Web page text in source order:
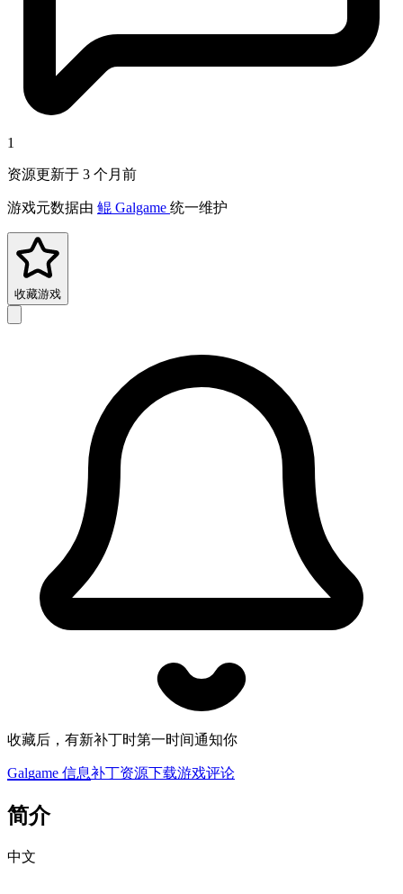
1
资源更新于 3 个月前
游戏元数据由 鲲 Galgame 统一维护
收藏游戏
收藏后，有新补丁时第一时间通知你
Galgame 信息补丁资源下载游戏评论
简介
中文